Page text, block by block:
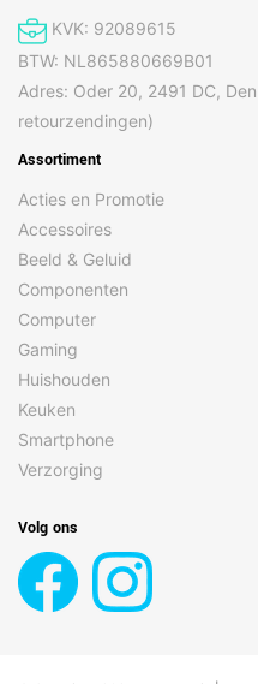
KVK: 92089615
BTW: NL865880669B01
Adres: Oder 20, 2491 DC,
retourzendingen)
Assortiment
Acties en Promotie
Accessoires
Beeld & Geluid
Componenten
Computer
Gaming
Huishouden
Keuken
Smartphone
Verzorging
Volg ons